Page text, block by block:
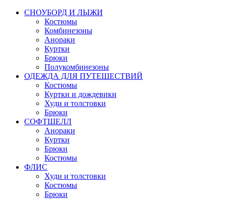
СНОУБОРД И ЛЫЖИ
Костюмы
Комбинезоны
Анораки
Куртки
Брюки
Полукомбинезоны
ОДЕЖДА ДЛЯ ПУТЕШЕСТВИЙ
Костюмы
Куртки и дождевики
Худи и толстовки
Брюки
СОФТШЕЛЛ
Анораки
Куртки
Брюки
Костюмы
ФЛИС
Худи и толстовки
Костюмы
Брюки